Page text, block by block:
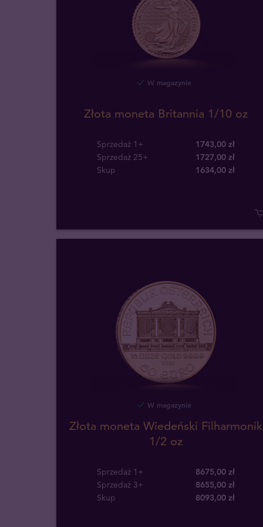
W magazynie
Złota moneta Britannia 1/10 oz
Sprzedaż 1+
1743,00 zł
Sprzedaż 25+
1727,00 zł
Skup
1634,00 zł
W magazynie
Złota moneta Wiedeński Filharmonik
1/2 oz
Sprzedaż 1+
8675,00 zł
Sprzedaż 3+
8655,00 zł
Skup
8093,00 zł